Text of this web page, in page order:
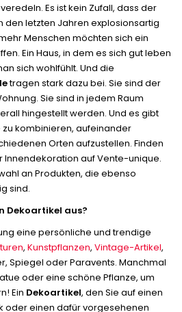
Es ist kein Zufall, dass der
den letzten Jahren explosionsartig
Menschen möchten sich ein
Ein Haus, in dem es sich gut leben
sich wohlfühlt. Und die
tragen stark dazu bei. Sie sind der
Sie sind in jedem Raum
hingestellt werden. Und es gibt
kombinieren, aufeinander
Orten aufzustellen. Finden
Innendekoration auf Vente-unique.
an Produkten, die ebenso
sind.
Dekoartikel aus?
eine persönliche und trendige
, Kunstpflanzen, Vintage-Artikel,
Spiegel oder Paravents. Manchmal
oder eine schöne Pflanze, um
Ein Dekoartikel, den Sie auf einen
oder einen dafür vorgesehenen